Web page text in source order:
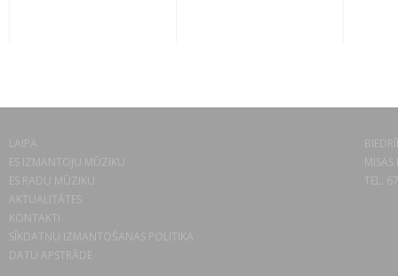
LAIPA
ES IZMANTOJU MŪZIKU
ES RADU MŪZIKU
AKTUALITĀTES
KONTAKTI
SĪKDATŅU IZMANTOŠANAS POLITIKA
DATU APSTRĀDE
TEL.